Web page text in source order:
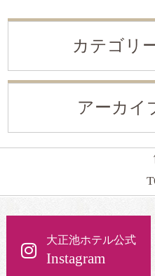
カテゴリ
アーカイ
大正池ホテル公式
Instagram